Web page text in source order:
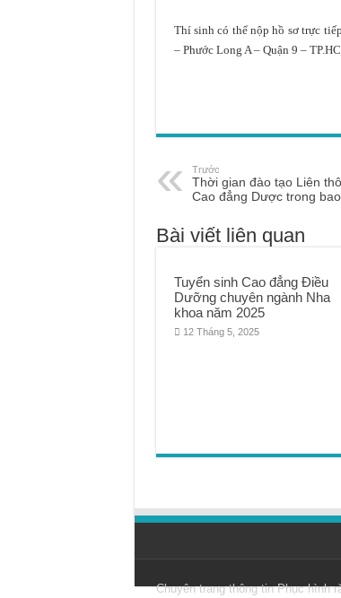
Thí sinh có thể nộp hồ sơ trực
– Phước Long A – Quận 9 –
Trước
Thời gian đào tạo Liên
Cao đẳng Dược trong
Bài viết liên quan
Tuyển sinh Cao đẳng Điều
Dưỡng chuyên ngành Nha
khoa năm 2025
12 Tháng 5, 2025
Chuyên trang thông tinPhục hình